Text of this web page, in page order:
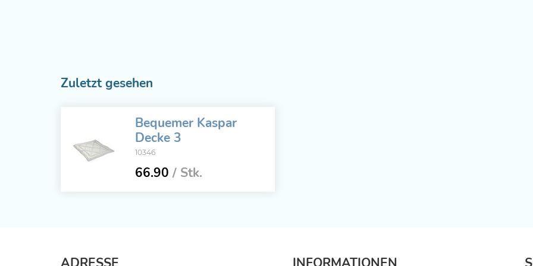
Zuletzt gesehen
Bequemer Kaspar
Decke 3
10346
66.90 / Stk.